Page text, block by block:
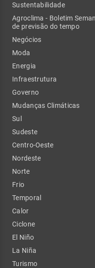
Sustentabilidade
Agroclima - Boletim
de previsão do tempo
Negócios
Moda
Energia
Infraestrutura
Governo
Mudanças Climáticas
Sul
Sudeste
Centro-Oeste
Nordeste
Norte
Frio
Temporal
Calor
Ciclone
El Niño
La Niña
Turismo